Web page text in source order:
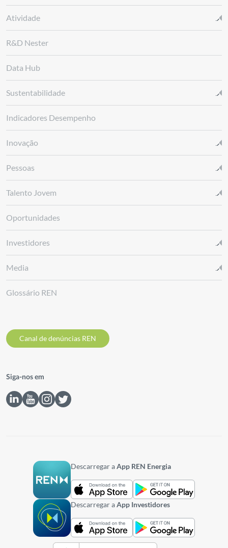
Atividade
R&D Nester
Data Hub
Sustentabilidade
Indicadores Desempenho
Inovação
Pessoas
Talento Jovem
Oportunidades
Investidores
Media
Glossário REN
Canal de denúncias REN
Siga-nos em
Descarregar aApp REN Energia
Descarregar aApp Investidores